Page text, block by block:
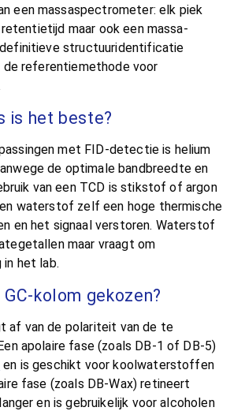
een massaspectrometer: elk piek
maar ook een massa-
structuuridentificatie
de referentiemethode voor
is het beste?
met FID-detectie is helium
de optimale bandbreedte en
van een TCD is stikstof of argon
waterstof zelf een hoge thermische
en het signaal verstoren. Waterstof
maar vraagt om
het lab.
kolom gekozen?
af van de polariteit van de te
apolaire fase (zoals DB-1 of DB-5)
en is geschikt voor koolwaterstoffen
fase (zoals DB-Wax) retineert
en is gebruikelijk voor alcoholen